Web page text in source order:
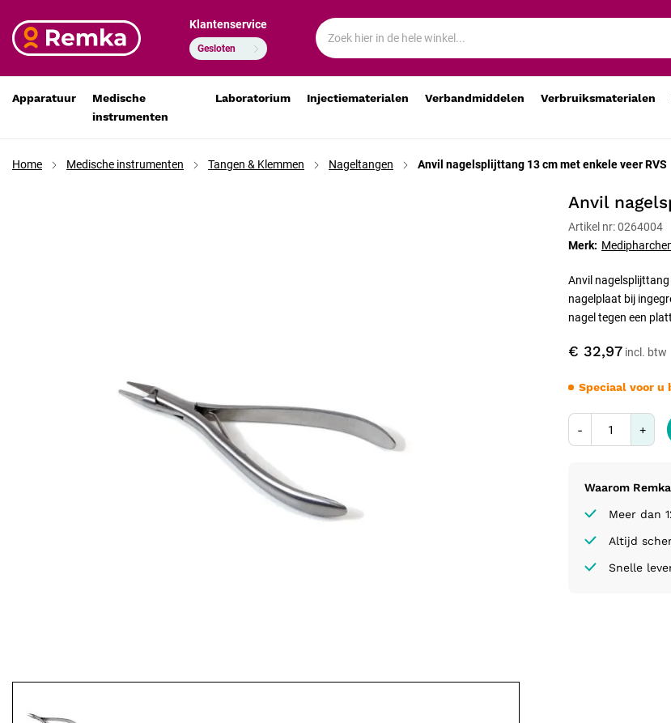
Klantenservice
Gesloten
Apparatuur
Medische
instrumenten
Laboratorium Injectiematerialen Verbandmiddelen Verbruiksmaterialen
Home Medische instrumenten Tangen & Klemmen Nageltangen Anvil nagelsplijttang 13 cm met enkele veer RVS
Anvil
€ 32,97
Anvil nagelsplijttang 13 cm met enkele veer RVS
€ 32,97
€ 27,25
- +
Merk:
Waarom
Meer dan
Altijd
Snelle
Artikel nr: 0264004
Speciaal voor u
Anvil nagelsplijttang
nagelplaat bij
nagel tegen een